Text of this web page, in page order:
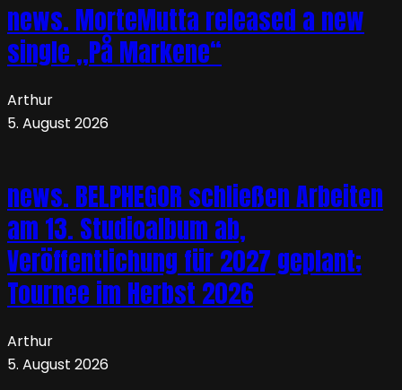
news. MorteMutta released a new
single „På Markene“
Arthur
5. August 2026
news. BELPHEGOR schließen Arbeiten
am 13. Studioalbum ab,
Veröffentlichung für 2027 geplant;
Tournee im Herbst 2026
Arthur
5. August 2026